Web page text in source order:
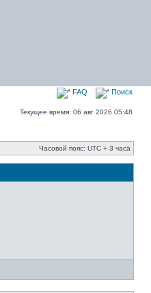
FAQ Поиск
Текущее время: 06 авг 2026 05:48
Часовой пояс: UTC + 3 часа